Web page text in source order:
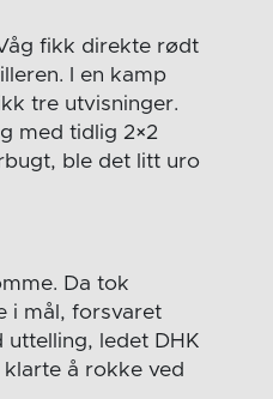
fikk direkte rødt
I en kamp
tre utvisninger.
med tidlig 2×2
ble det litt uro
Da tok
i mål, forsvaret
ledet DHK
å rokke ved